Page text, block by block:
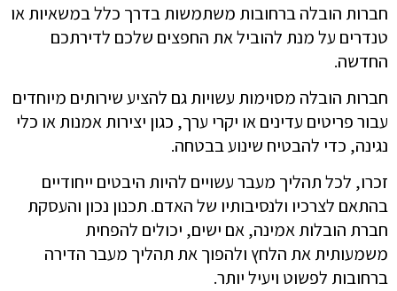
חברות הובלה ברחובות משתמשות בדרך כלל במשאיות או
טנדרים על מנת להוביל את החפצים שלכם לדירתכם
החדשה.
חברות הובלה מסוימות עשויות גם להציע שירותים מיוחדים
עבור פריטים עדינים או יקרי ערך, כגון יצירות אמנות או כלי
נגינה, כדי להבטיח שינוע בבטחה.
זכרו, לכל תהליך מעבר עשויים להיות היבטים ייחודיים
בהתאם לצרכיו ולנסיבותיו של האדם. תכנון נכון והעסקת
חברת הובלות אמינה, אם ישים, יכולים להפחית
משמעותית את הלחץ ולהפוך את תהליך מעבר הדירה
ברחובות לפשוט ויעיל יותר.